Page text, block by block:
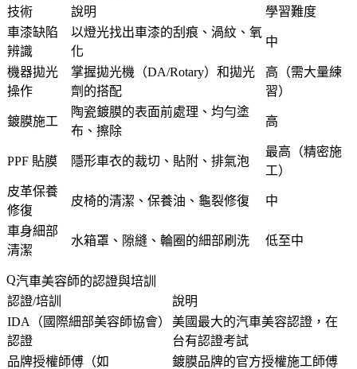
技術
說明
學習難度
車漆缺陷
辨識
以燈光找出車漆的刮痕、渦紋、氧
化
中
機器拋光
操作
掌握拋光機（DA/Rotary）和拋光
劑的搭配
高（需大量練
習）
鍍膜施工
陶瓷鍍膜的表面前處理、均勻塗
布、擦除
高
PPF 貼膜 隱形車衣的裁切、貼附、排氣泡
最高（精密施
工）
皮革保養
修復
皮椅的清潔、保養油、龜裂修復 中
車身細部
清潔
水箱罩、隙縫、輪圈的細部刷洗 低至中
汽車美容師的認證與培訓
認證/培訓
說明
IDA（國際細部美容師協會）
認證
美國最大的汽車美容認證，在
台有認證考試
品牌授權師傅（如
鍍膜品牌的官方授權施工師傅